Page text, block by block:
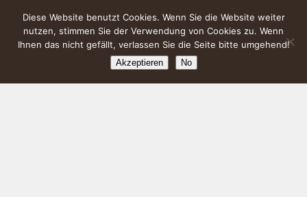
Diese Website benutzt Cookies. Wenn Sie die Website weiter
nutzen, stimmen Sie der Verwendung von Cookies zu. Wenn
Ihnen das nicht gefällt, verlassen Sie die Seite bitte umgehend!
Akzeptieren No